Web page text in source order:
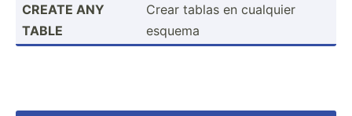
CREATE ANY
TABLE
Crear tablas en cualquier
esquema